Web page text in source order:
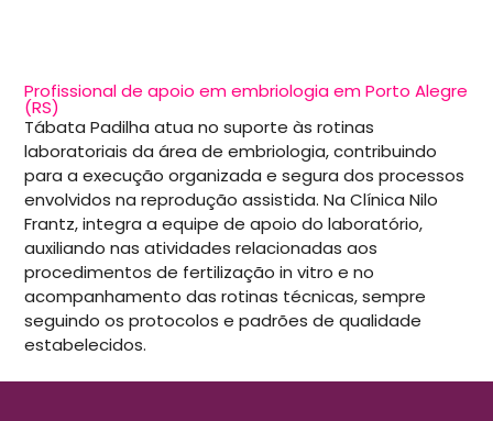
Profissional de apoio em embriologia em Porto Alegre
(RS)
Tábata Padilha atua no suporte às rotinas
laboratoriais da área de embriologia, contribuindo
para a execução organizada e segura dos processos
envolvidos na reprodução assistida. Na Clínica Nilo
Frantz, integra a equipe de apoio do laboratório,
auxiliando nas atividades relacionadas aos
procedimentos de fertilização in vitro e no
acompanhamento das rotinas técnicas, sempre
seguindo os protocolos e padrões de qualidade
estabelecidos.